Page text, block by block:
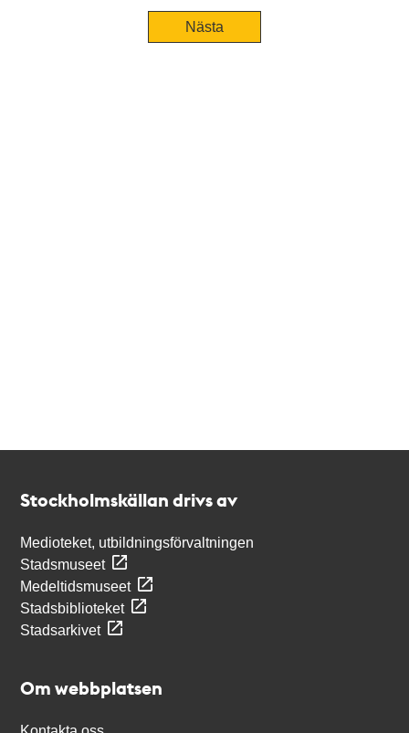
TidigareNästa
Stockholmskällan drivs av
Medioteket, utbildningsförvaltningen
Stadsmuseet
Medeltidsmuseet
Stadsbiblioteket
Stadsarkivet
Om webbplatsen